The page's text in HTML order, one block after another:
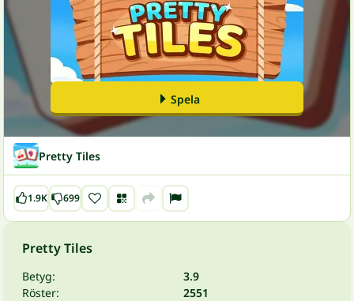
Spela
Pretty Tiles
1.9K 699
Pretty Tiles
Betyg:
3.9
Röster:
2551